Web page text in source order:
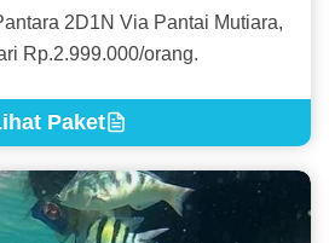
2D1N Via Pantai Mutiara,
Rp.2.999.000/orang.
Paket